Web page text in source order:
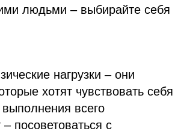
людьми – выбирайте себя
нагрузки – они
хотят чувствовать себя
всего
посоветоваться с